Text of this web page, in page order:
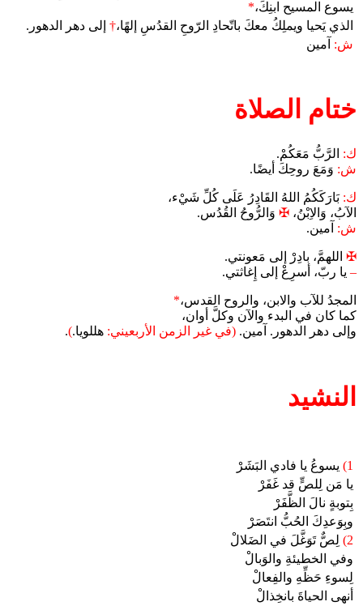
يسوع المسيح ابنِكَ،*
الذي يَحيا ويملِكُ معكَ باتّحادِ الرّوحِ القدُسِ إلهًا،† إلى دهر الدهور.
ش: آمين
ختام الصلاة
ك: الرَّبُّ مَعَكُمْ.
ش: وَمَعَ روحِكَ أيضًا.
ك: بَارَكَكُمُ اللهُ القَادِرُ عَلَى كُلِّ شَيْء،
الآبُ، وَالاِبْنُ، ✠ وَالرُّوحُ القُدُس.
ش: آمين.
✠ اللهمَّ، بادِرْ إلى مَعونتي.
– يا ربّ، أسرِعْ إلى إِغاثتي.
المجدُ للآب والابن، والروح القدس،*
كما كان في البدء والآن وكلَّ أوان،
وإلى دهر الدهور. آمين. (في غير الزمن الأربعيني: هللويا.)
.
النشيد
1)
يسوعُ يا فادي البَشَرْ
يا مَن لِلصٍّ قد غَفَرْ
بِتوبةٍ نالَ الظَّفَرْ
وبِوَعدِكَ الحُبُّ انتَصَرْ
2)
لِصٌّ تَوَغَّلَ في الضَلالْ
وفي الخطيئةِ والوَبالْ
لِسوءِ حَظِّهِ والفِعالْ
أنهى الحياةَ بانخِذالْ